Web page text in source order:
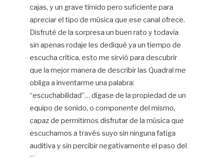
cajas, y un grave tímido pero suficiente para
apreciar el tipo de música que ese canal ofrece.
Disfruté de la sorpresa un buen rato y todavía
sin apenas rodaje les dediqué ya un tiempo de
escucha crítica, esto me sirvió para descubrir
que la mejor manera de describir las Quadral me
obliga a inventarme una palabra:
“escuchabilidad”… dígase de la propiedad de un
equipo de sonido, o componente del mismo,
capaz de permitirnos disfrutar de la música que
escuchamos a través suyo sin ninguna fatiga
auditiva y sin percibir negativamente el paso del